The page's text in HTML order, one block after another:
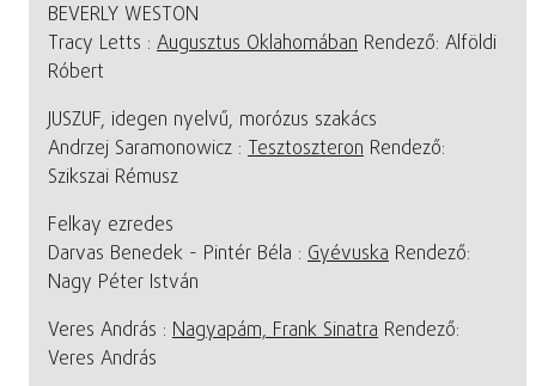
BEVERLY WESTON
Tracy Letts : Augusztus Oklahomában Rendező: Alföldi
Róbert
JUSZUF, idegen nyelvű, morózus szakács
Andrzej Saramonowicz : Tesztoszteron Rendező:
Szikszai Rémusz
Felkay ezredes
Darvas Benedek - Pintér Béla : Gyévuska Rendező:
Nagy Péter István
Veres András : Nagyapám, Frank Sinatra Rendező:
Veres András